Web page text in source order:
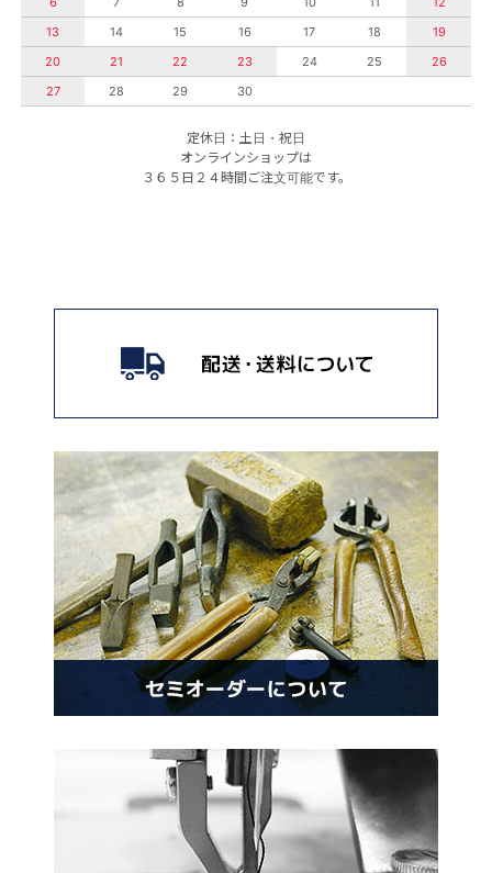
13
14 15 16 17 18
19
20
21 22 23 24 25
26
27
28 29 30
定休日：土日・祝日
オンラインショップは
３６５日２４時間ご注文可能です。